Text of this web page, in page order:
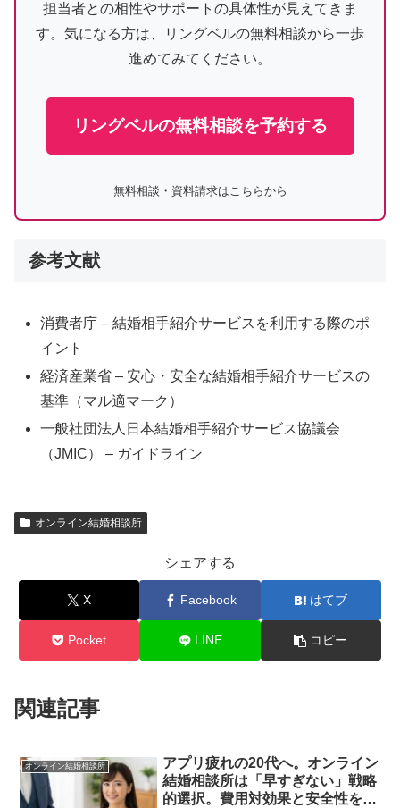
担当者との相性やサポートの具体性が見えてきま
す。気になる方は、リングベルの無料相談から一歩
進めてみてください。
リングベルの無料相談を予約する
無料相談・資料請求はこちらから
参考文献
消費者庁 – 結婚相手紹介サービスを利用する際のポ
イント
経済産業省 – 安心・安全な結婚相手紹介サービスの
基準（マル適マーク）
一般社団法人日本結婚相手紹介サービス協議会
（JMIC） – ガイドライン
オンライン結婚相談所
シェアする
X Facebook はてブ
Pocket LINE コピー
関連記事
オンライン結婚相談所
アプリ疲れの20代へ。オンライン
結婚相談所は「早すぎない」戦略
的選択。費用対効果と安全性を徹